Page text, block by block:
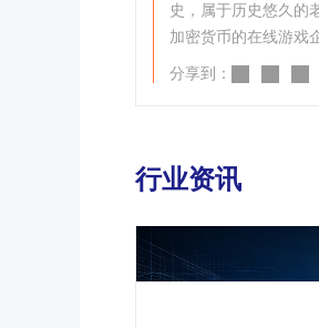
史，属于历史悠久的
加密货币的在线游戏
戏领域的项目，此次
分享到：
行业资讯